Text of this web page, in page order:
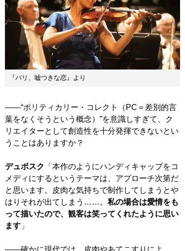
『パリ、嘘つきな恋』より
――“ポリティカリー・コレクト（PC＝差別的言
葉をなくそうという概念）”を意識しすぎて、ク
リエイターとして創造性を十分発揮できないとい
うことはありますか？
デュボスク
「本作のようにハンディキャップをコ
メディにするというテーマは、アプローチ次第だ
と思います。皮肉な気持ちで制作してしまうとや
はりそれが出てしまう……。 私の場合は愛情をも
って描いたので、観客は笑ってくれたように思い
ます 」